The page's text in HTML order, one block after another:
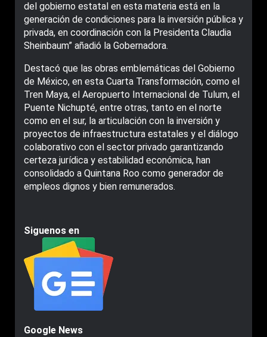
del gobierno estatal en esta materia está en la
generación de condiciones para la inversión pública y
privada, en coordinación con la Presidenta Claudia
Sheinbaum” añadió la Gobernadora.
Destacó que las obras emblemáticas del Gobierno
de México, en esta Cuarta Transformación, como el
Tren Maya, el Aeropuerto Internacional de Tulum, el
Puente Nichupté, entre otras, tanto en el norte
como en el sur, la articulación con la inversión y
proyectos de infraestructura estatales y el diálogo
colaborativo con el sector privado garantizando
certeza jurídica y estabilidad económica, han
consolidado a Quintana Roo como generador de
empleos dignos y bien remunerados.
Siguenos en
Google News